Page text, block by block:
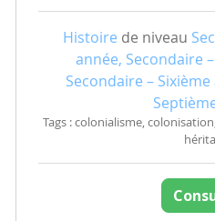
Histoire de niveau
année, Secondaire
Secondaire –
Tags : colonialisme,